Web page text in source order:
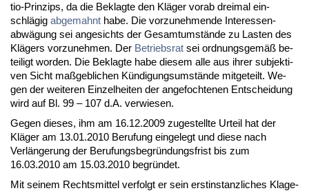
tio-Prin­zips, da die Be­klag­te den Kläger vor­ab drei­mal ein­
schlägig ab­ge­mahnt ha­be. Die vor­zu­neh­men­de In­ter­es­sen­
abwägung sei an­ge­sichts der Ge­samt­umstände zu Las­ten des
Klägers vor­zu­neh­men. Der Be­triebs­rat sei ord­nungs­gemäß be­
tei­ligt wor­den. Die Be­klag­te ha­be die­sem al­le aus ih­rer sub­jek­ti­
ven Sicht maßgeb­li­chen Kündi­gungs­umstände mit­ge­teilt. We­
gen der wei­te­ren Ein­zel­hei­ten der an­ge­foch­te­nen Ent­schei­dung
wird auf Bl. 99 – 107 d.A. ver­wie­sen.
Ge­gen die­ses, ihm am 16.12.2009 zu­ge­stell­te Ur­teil hat der
Kläger am 13.01.2010 Be­ru­fung ein­ge­legt und die­se nach
Verlänge­rung der Be­ru­fungs­be­gründungs­frist bis zum
16.03.2010 am 15.03.2010 be­gründet.
Mit sei­nem Rechts­mit­tel ver­folgt er sein erst­in­stanz­li­ches Kla­ge­